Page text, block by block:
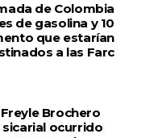
de Colombia
de gasolina y 10
que estarían
a las Farc
Brochero
ocurrido